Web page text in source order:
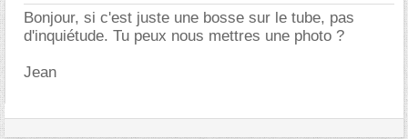
Bonjour, si c'est juste une bosse sur le tube, pas
d'inquiétude. Tu peux nous mettres une photo ?
Jean